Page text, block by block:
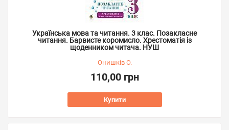
Українська мова та читання. 3 клас. Позакласне
читання. Барвисте коромисло. Хрестоматія із
щоденником читача. НУШ
Онишків О.
110,00 грн
Купити